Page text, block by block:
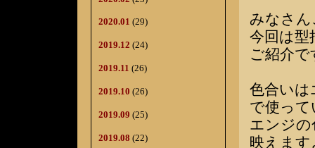
2020.01 (29)
2019.12 (24)
2019.11 (26)
2019.10 (26)
2019.09 (25)
2019.08 (22)
みなさ
今回は型
ご紹介で
色合いは
で使っ
エンジ
映えます